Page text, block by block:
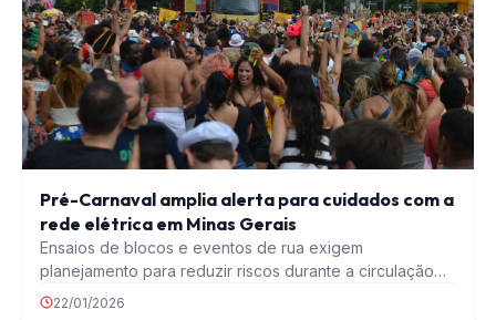
Pré-Carnaval amplia alerta para cuidados com a
rede elétrica em Minas Gerais
Ensaios de blocos e eventos de rua exigem
planejamento para reduzir riscos durante a circulação
de…
22/01/2026